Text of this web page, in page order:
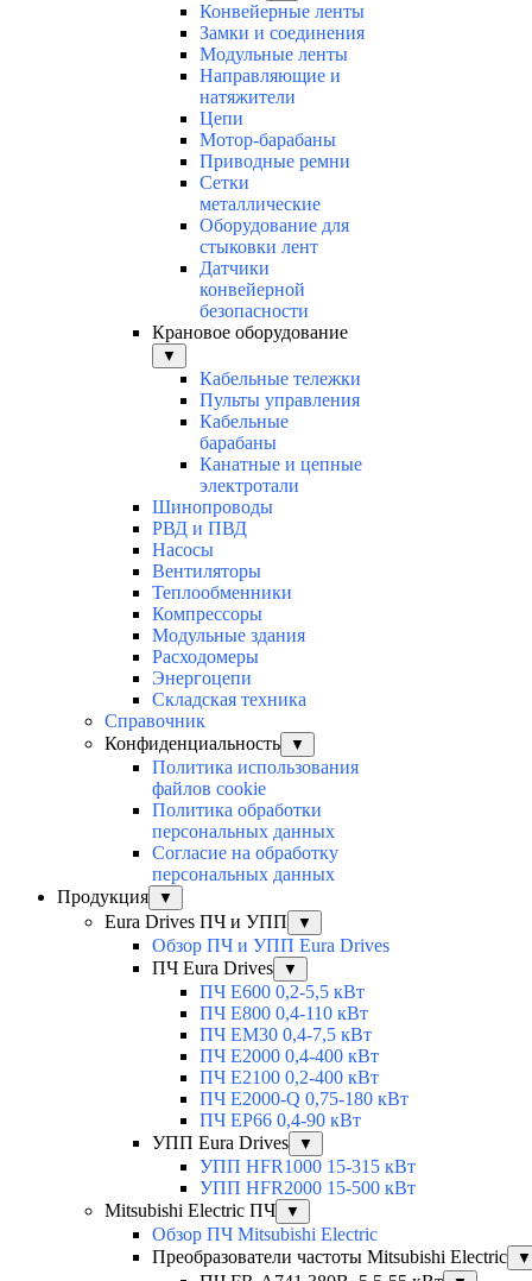
Конвейерные ленты
Замки и соединения
Модульные ленты
Направляющие и
натяжители
Цепи
Мотор-барабаны
Приводные ремни
Сетки
металлические
Оборудование для
стыковки лент
Датчики
конвейерной
безопасности
Крановое оборудование
▼
Кабельные тележки
Пульты управления
Кабельные
барабаны
Канатные и цепные
электротали
Шинопроводы
РВД и ПВД
Насосы
Вентиляторы
Теплообменники
Компрессоры
Модульные здания
Расходомеры
Энергоцепи
Складская техника
Справочник
Конфиденциальность
▼
Политика использования
файлов cookie
Политика обработки
персональных данных
Согласие на обработку
персональных данных
Продукция
▼
Eura Drives ПЧ и УПП ▼
Обзор ПЧ и УПП Eura Drives
ПЧ Eura Drives
▼
ПЧ E600 0,2-5,5 кВт
ПЧ E800 0,4-110 кВт
ПЧ EM30 0,4-7,5 кВт
ПЧ E2000 0,4-400 кВт
ПЧ E2100 0,2-400 кВт
ПЧ E2000-Q 0,75-180 кВт
ПЧ EP66 0,4-90 кВт
УПП Eura Drives
▼
УПП HFR1000 15-315 кВт
УПП HFR2000 15-500 кВт
Mitsubishi Electric ПЧ
▼
Обзор ПЧ Mitsubishi Electric
Преобразователи частоты Mitsubishi Electric
▼